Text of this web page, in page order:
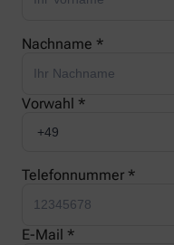
Nachname *
Vorwahl *
Telefonnummer *
E-Mail *